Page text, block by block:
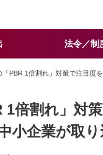
法令／制
「PBR 1倍割れ」対策で注目度
1倍割れ」対
小企業が取